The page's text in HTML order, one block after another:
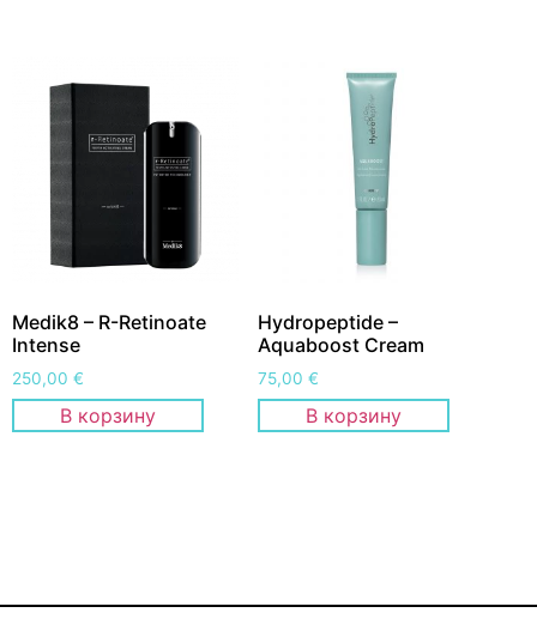
Medik8 – R-Retinoate
Intense
250,00 €
В корзину
Hydropeptide –
Aquaboost Cream
75,00€
В корзину